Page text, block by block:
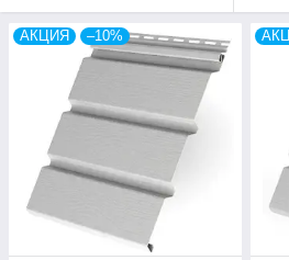
АКЦИЯ –10%